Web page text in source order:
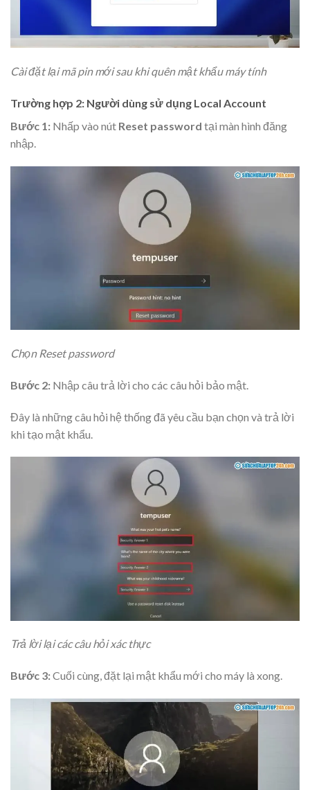
Cài đặt lại mã pin mới sau khi quên mật khẩu máy tính
Trường hợp 2: Người dùng sử dụng Local Account
Bước 1: Nhấp vào nút Reset password tại màn hình đăng
nhập.
Chọn Reset password
Bước 2: Nhập câu trả lời cho các câu hỏi bảo mật.
Đây là những câu hỏi hệ thống đã yêu cầu bạn chọn và trả lời
khi tạo mật khẩu.
Trả lời lại các câu hỏi xác thực
Bước 3:Cuối cùng, đặt lại mật khẩu mới cho máy là xong.